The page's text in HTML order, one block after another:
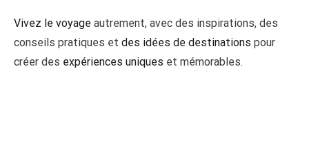
Vivez le voyage autrement, avec des inspirations, des
conseils pratiques et des idées de destinations pour
créer des expériences uniques et mémorables.